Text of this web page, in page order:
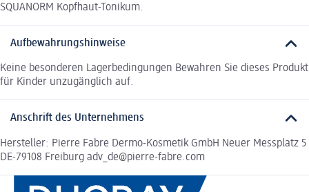
SQUANORM Kopfhaut-Tonikum.
Aufbewahrungshinweise
Keine besonderen Lagerbedingungen Bewahren Sie dieses Produkt
für Kinder unzugänglich auf.
Anschrift des Unternehmens
Hersteller: Pierre Fabre Dermo-Kosmetik GmbH Neuer Messplatz 5
DE-79108 Freiburg adv_de@pierre-fabre.com